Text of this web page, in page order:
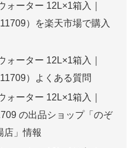
ォーター 12L×1箱入｜
）を楽天市場で購入
ォーター 12L×1箱入｜
）よくある質問
ォーター 12L×1箱入｜
の出品ショップ「のぞ
店」情報